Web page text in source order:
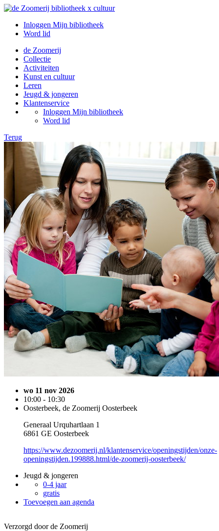
Inloggen Mijn bibliotheek
Word lid
de Zoomerij
Collectie
Activiteiten
Kunst en cultuur
Leren
Jeugd & jongeren
Klantenservice
Inloggen Mijn bibliotheek
Word lid
Terug
wo 11 nov 2026
10:00 - 10:30
Oosterbeek, de Zoomerij Oosterbeek
Generaal Urquhartlaan 1
6861 GE Oosterbeek
https://www.dezoomerij.nl/klantenservice/openingstijden/onze-
openingstijden.199888.html/de-zoomerij-oosterbeek/
Jeugd & jongeren
0-4 jaar
gratis
Toevoegen aan agenda
Verzorgd door de Zoomerij